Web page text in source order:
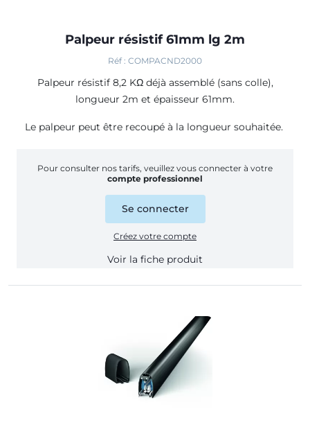
Palpeur résistif 61mm lg 2m
Réf : COMPACND2000
Palpeur résistif 8,2 KΩ déjà assemblé (sans colle),
longueur 2m et épaisseur 61mm.
Le palpeur peut être recoupé à la longueur souhaitée.
Pour consulter nos tarifs, veuillez vous connecter à votre
compte professionnel
Se connecter
Créez votre compte
Voir la fiche produit